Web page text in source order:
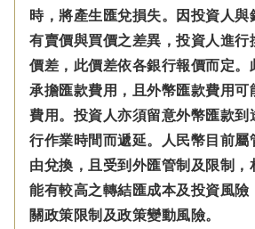
時，將產生匯兌損失。因投資人與
有賣價與買價之差異，投資人進行
價差，此價差依各銀行報價而定。
承擔匯款費用，且外幣匯款費用可
費用。投資人亦須留意外幣匯款到
行作業時間而遞延。人民幣目前屬
由兌換，且受到外匯管制及限制，
能有較高之轉結匯成本及投資風險
關政策限制及政策變動風險。